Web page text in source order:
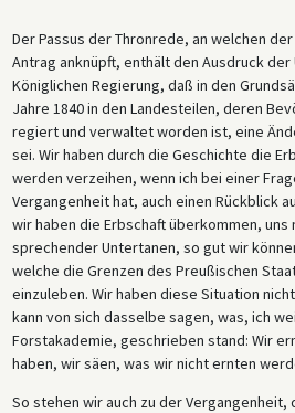
Der Passus der Thronrede, an welchen
Antrag anknüpft, enthält den Ausdruck
Königlichen Regierung, daß in den
Jahre 1840 in den Landesteilen, deren
regiert und verwaltet worden ist, eine
sei. Wir haben durch die Geschichte die
werden verzeihen, wenn ich bei einer
Vergangenheit hat, auch einen Rückblick
wir haben die Erbschaft überkommen,
sprechender Untertanen, so gut wir
welche die Grenzen des Preußischen
einzuleben. Wir haben diese Situation
kann von sich dasselbe sagen, was, ich
Forstakademie, geschrieben stand: Wir
haben, wir säen, was wir nicht ernten
So stehen wir auch zu der Vergangenheit,